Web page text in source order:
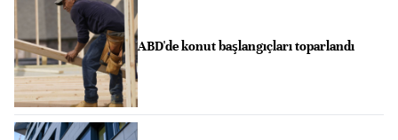
ABD'de konut başlangıçları toparlandı